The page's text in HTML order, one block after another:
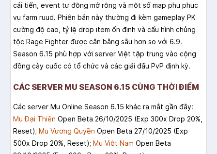
cải tiến, event tự động mở rộng và một số map phụ phục
vụ farm ruud. Phiên bản này thường đi kèm gameplay PK
cường độ cao, tỷ lệ drop item ổn định và cấu hình chủng
tộc Rage Fighter được cân bằng sâu hơn so với 6.9.
Season 6.15 phù hợp với server Việt tập trung vào cộng
đồng cày cuốc có tổ chức và các giải đấu PvP định kỳ.
CÁC SERVER MU SEASON 6.15 CÙNG THỜI ĐIỂM
Các server Mu Online Season 6.15 khác ra mắt gần đây:
Mu Đại Thiên Open Beta 26/10/2025 (Exp 300x Drop 20%,
Reset); Mu Vương Quyền Open Beta 27/10/2025 (Exp
500x Drop 20%, Reset); Mu Việt Nam Open Beta